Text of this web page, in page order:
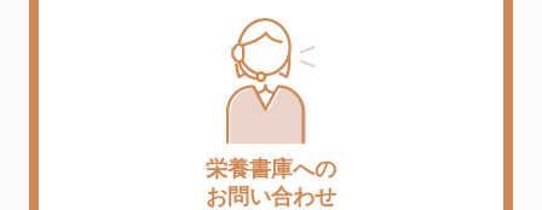
栄養書庫への
お問い合わせ